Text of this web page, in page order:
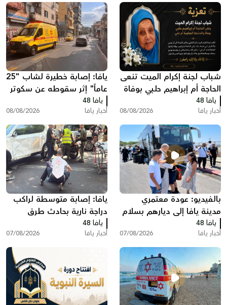
شباب لجنة إكرام الميت تنعى
الحاجة أم إبراهيم حلبي بوفاة
والدتها الحاجة أم علي
يافا 48
أخبار يافا 08/08/2026
يافا: إصابة خطيرة لشاب "25
عاماً" إثر سقوطه عن سكوتر
كهربائي
يافا 48
أخبار يافا 08/08/2026
بالفيديو: عودة معتمري
مدينة يافا إلى ديارهم بسلام
بعد أداء مناسك العمرة
يافا 48
أخبار يافا 07/08/2026
يافا: إصابة متوسطة لراكب
دراجة نارية بحادث طرق
يافا 48
أخبار يافا 07/08/2026